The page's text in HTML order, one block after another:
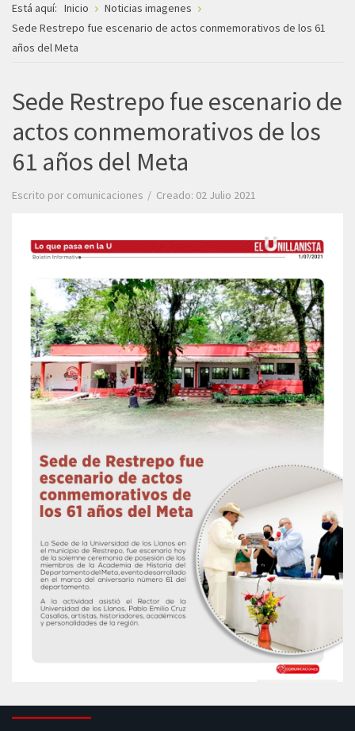
Está aquí: Inicio
Noticias imagenes
Sede Restrepo fue escenario de actos conmemorativos de los 61
años del Meta
Sede Restrepo fue escenario de
actos conmemorativos de los
61 años del Meta
Escrito por comunicaciones Creado: 02 Julio 2021